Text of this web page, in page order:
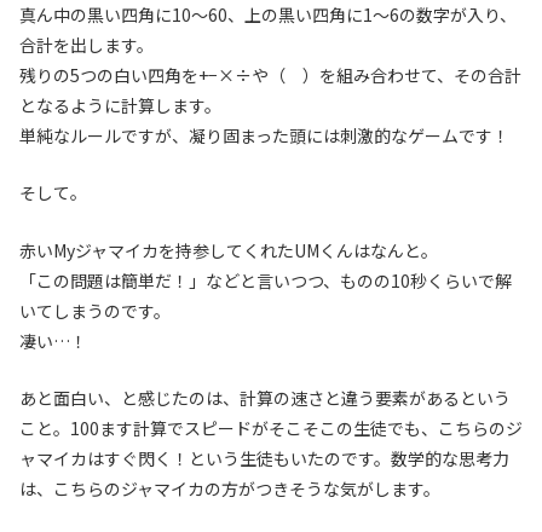
真ん中の黒い四角に10〜60、上の黒い四角に1〜6の数字が入り、
合計を出します。
残りの5つの白い四角を+−×÷や（ ）を組み合わせて、その合計
となるように計算します。
単純なルールですが、凝り固まった頭には刺激的なゲームです！
そして。
赤いMyジャマイカを持参してくれたUMくんはなんと。
「この問題は簡単だ！」などと言いつつ、ものの10秒くらいで解
いてしまうのです。
凄い…！
あと面白い、と感じたのは、計算の速さと違う要素があるという
こと。100ます計算でスピードがそこそこの生徒でも、こちらのジ
ャマイカはすぐ閃く！という生徒もいたのです。数学的な思考力
は、こちらのジャマイカの方がつきそうな気がします。